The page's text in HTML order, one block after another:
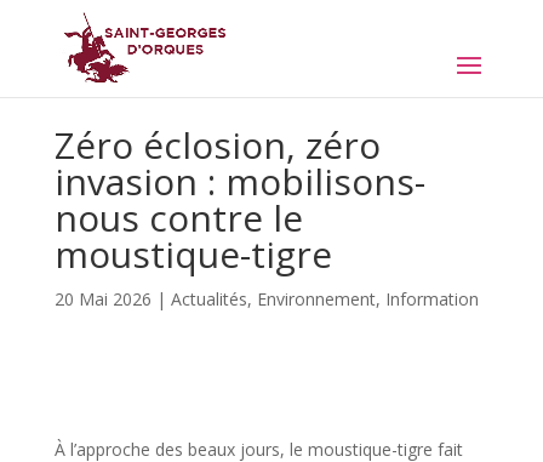
Zéro éclosion, zéro
invasion : mobilisons-
nous contre le
moustique-tigre
20 Mai 2026 | Actualités, Environnement, Information
À l’approche des beaux jours, le moustique-tigre fait